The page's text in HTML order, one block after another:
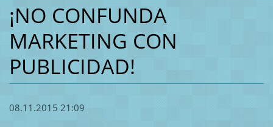
¡NO CONFUNDA
MARKETING CON
PUBLICIDAD!
08.11.2015 21:09